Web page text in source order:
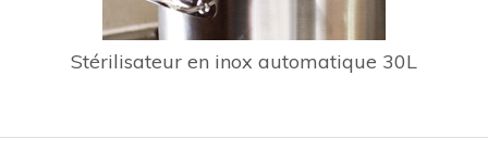
Stérilisateur en inox automatique 30L